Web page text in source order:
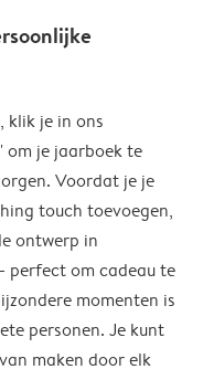
klik je in ons
je jaarboek te
Voordat je je
touch toevoegen,
ontwerp in
perfect om cadeau te
momenten is
personen. Je kunt
maken door elk